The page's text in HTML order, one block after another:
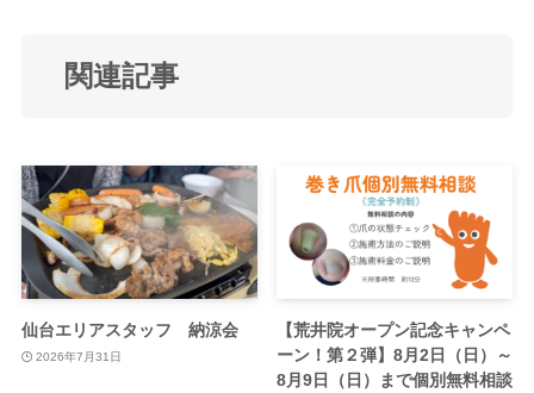
関連記事
仙台エリアスタッフ 納涼会
2026年7月31日
【荒井院オープン記念キャンペ
ーン！第２弾】8月2日（日）～
8月9日（日）まで個別無料相談